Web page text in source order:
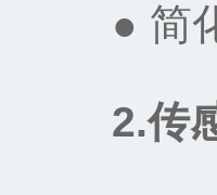
● 简化
2.传